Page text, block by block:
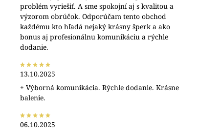
problém vyriešiť. A sme spokojní aj s kvalitou a
výzorom obrúčok. Odporúčam tento obchod
každému kto hľadá nejaký krásny šperk a ako
bonus aj profesionálnu komunikáciu a rýchle
dodanie.
13.10.2025
+ Výborná komunikácia. Rýchle dodanie. Krásne
balenie.
06.10.2025